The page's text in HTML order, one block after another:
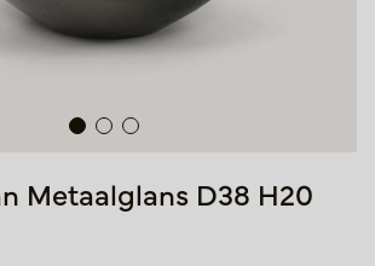
Metaalglans D38 H20